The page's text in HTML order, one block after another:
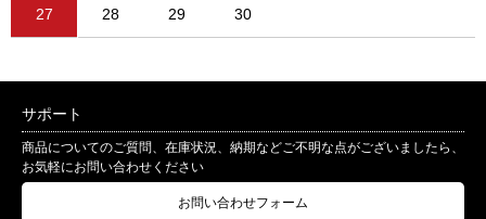
27 28 29 30
サポート
商品についてのご質問、在庫状況、納期などご不明な点がございましたら、
お気軽にお問い合わせください
お問い合わせフォーム